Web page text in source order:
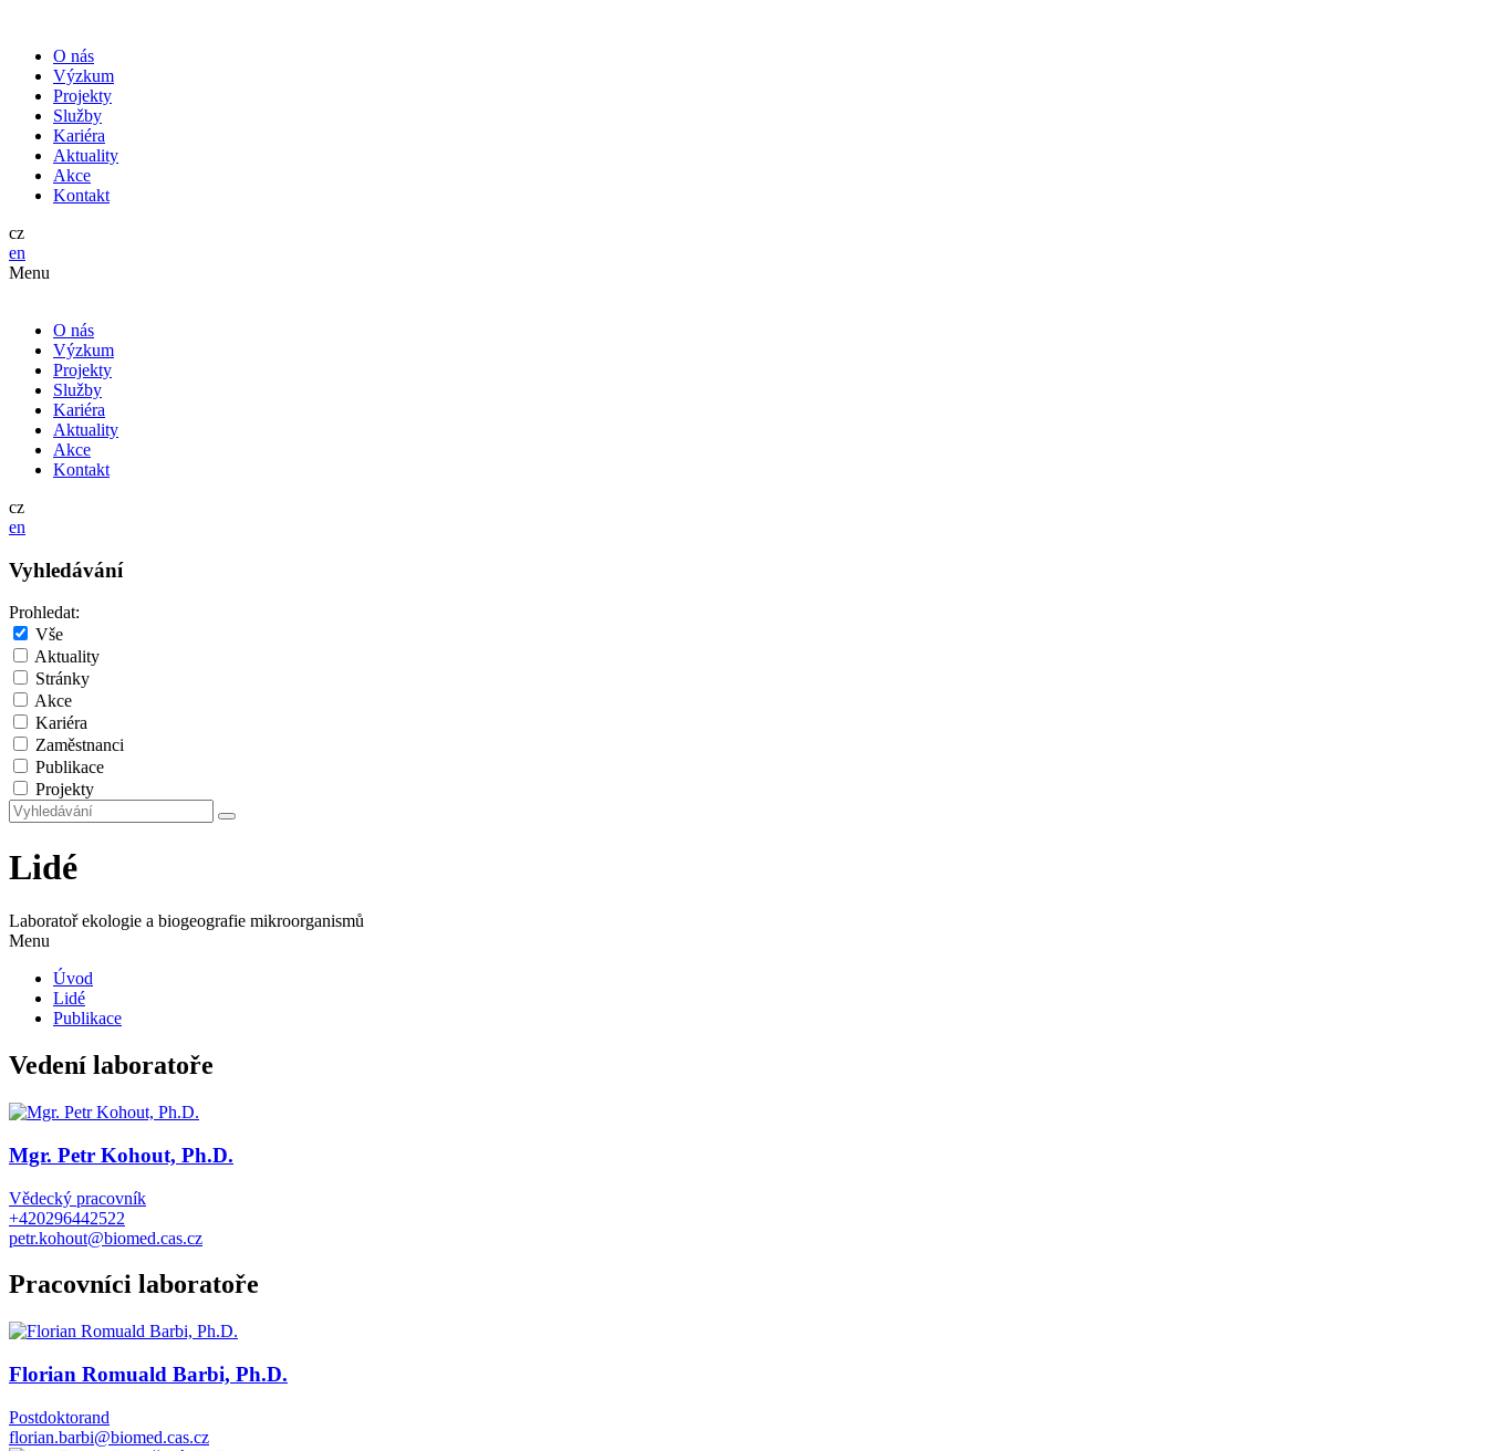
O nás
Výzkum
Projekty
Služby
Kariéra
Aktuality
Akce
Kontakt
cz
en
Menu
O nás
Výzkum
Projekty
Služby
Kariéra
Aktuality
Akce
Kontakt
cz
en
Vyhledávání
Prohledat:
Vše
Aktuality
Stránky
Akce
Kariéra
Zaměstnanci
Publikace
Projekty
Lidé
Laboratoř ekologie a biogeografie mikroorganismů
Menu
Úvod
Lidé
Publikace
Vedení laboratoře
Mgr. Petr Kohout, Ph.D.
Vědecký pracovník
+420296442522
petr.kohout@biomed.cas.cz
Pracovníci laboratoře
Florian Romuald Barbi, Ph.D.
Postdoktorand
florian.barbi@biomed.cas.cz